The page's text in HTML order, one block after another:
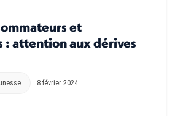
et
: attention aux dérives
8 février 2024